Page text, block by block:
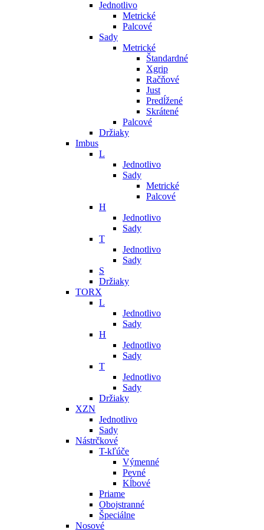
Jednotlivo
Metrické
Palcové
Sady
Metrické
Štandardné
Xgrip
Račňové
Just
Predĺžené
Skrátené
Palcové
Držiaky
Imbus
L
Jednotlivo
Sady
Metrické
Palcové
H
Jednotlivo
Sady
T
Jednotlivo
Sady
S
Držiaky
TORX
L
Jednotlivo
Sady
H
Jednotlivo
Sady
T
Jednotlivo
Sady
Držiaky
XZN
Jednotlivo
Sady
Nástrčkové
T-kľúče
Výmenné
Pevné
Kĺbové
Priame
Obojstranné
Špeciálne
Nosové